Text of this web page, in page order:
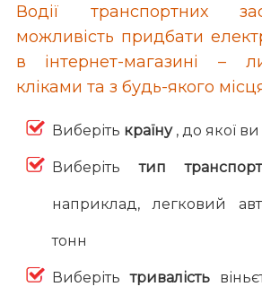
Водії транспортних
можливість придбати
в інтернет-магазині –
кліками та з будь-якого
Виберіть країну , до якої ви
Виберітьтип
наприклад, легковий
тонн
Виберітьтривалість